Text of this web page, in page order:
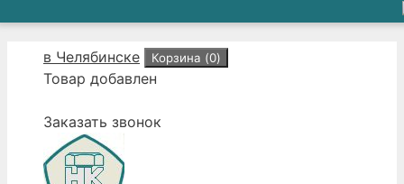
Перейтив Челябинске Корзина (0)
Товар добавлен
Заказать звонок